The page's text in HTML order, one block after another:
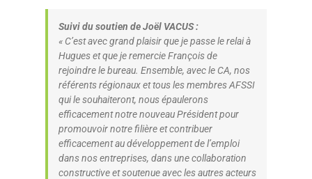
Suivi du soutien de Joël VACUS :
« C’est avec grand plaisir que je passe le relai à
Hugues et que je remercie François de
rejoindre le bureau. Ensemble, avec le CA, nos
référents régionaux et tous les membres AFSSI
qui le souhaiteront, nous épaulerons
efficacement notre nouveau Président pour
promouvoir notre filière et contribuer
efficacement au développement de l’emploi
dans nos entreprises, dans une collaboration
constructive et soutenue avec les autres acteurs